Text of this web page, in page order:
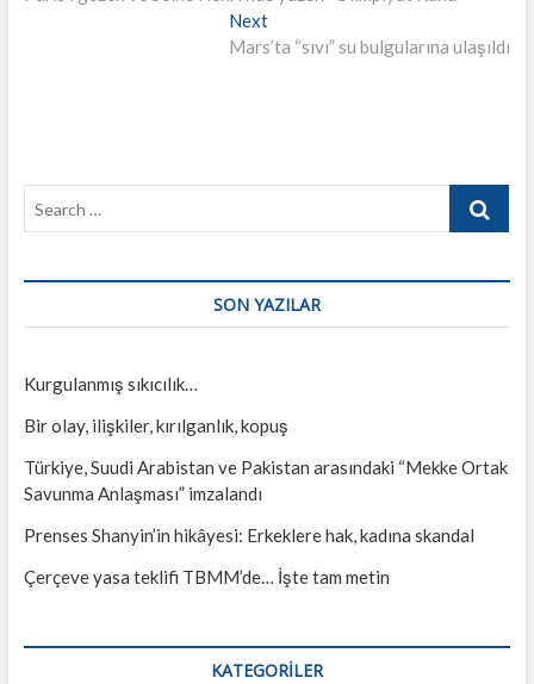
gezinmesi
NextNext
post:
Mars’ta “sıvı” su bulgularına ulaşıldı
Search
SON YAZILAR
Kurgulanmış sıkıcılık…
Bir olay, ilişkiler, kırılganlık, kopuş
Türkiye, Suudi Arabistan ve Pakistan arasındaki “Mekke Ortak
Savunma Anlaşması” imzalandı
Prenses Shanyin’in hikâyesi: Erkeklere hak, kadına skandal
Çerçeve yasa teklifi TBMM’de… İşte tam metin
KATEGORILER